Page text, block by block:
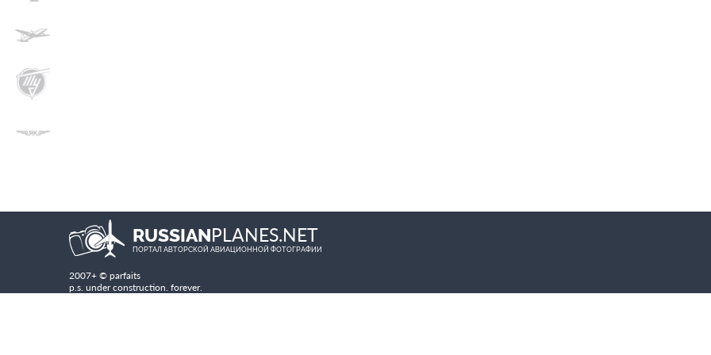
RUSSIANPLANES.NET
ПОРТАЛ АВТОРСКОЙ АВИАЦИОННОЙ ФОТОГРАФИИ
2007+ © parfaits
p.s. under construction. forever.